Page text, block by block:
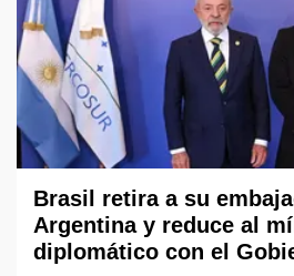
Brasil retira a su
Argentina y reduce al
diplomático con el